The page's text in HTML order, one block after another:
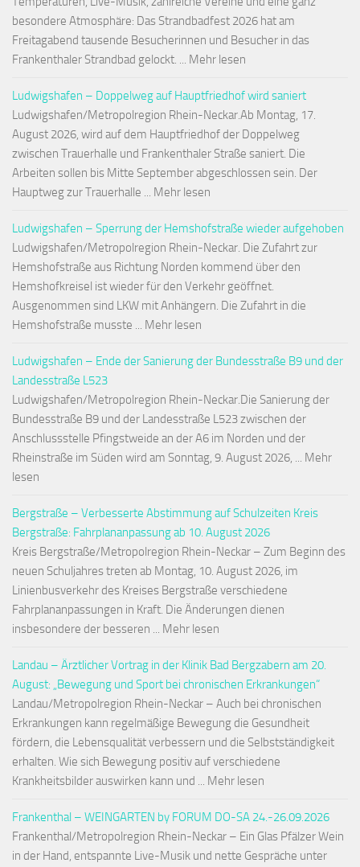
besondere Atmosphäre: Das Strandbadfest 2026 hat am
Freitagabend tausende Besucherinnen und Besucher in das
Frankenthaler Strandbad gelockt. ... Mehr lesen
Ludwigshafen – Doppelweg auf Hauptfriedhof wird saniert
Ludwigshafen/Metropolregion Rhein-Neckar.Ab Montag, 17.
August 2026, wird auf dem Hauptfriedhof der Doppelweg
zwischen Trauerhalle und Frankenthaler Straße saniert. Die
Arbeiten sollen bis Mitte September abgeschlossen sein. Der
Hauptweg zur Trauerhalle ... Mehr lesen
Ludwigshafen – Sperrung der Hemshofstraße wieder aufgehoben
Ludwigshafen/Metropolregion Rhein-Neckar. Die Zufahrt zur
Hemshofstraße aus Richtung Norden kommend über den
Hemshofkreisel ist wieder für den Verkehr geöffnet.
Ausgenommen sind LKW mit Anhängern. Die Zufahrt in die
Hemshofstraße musste ... Mehr lesen
Ludwigshafen – Ende der Sanierung der Bundesstraße B9 und der
Landesstraße L523
Ludwigshafen/Metropolregion Rhein-Neckar.Die Sanierung der
Bundesstraße B9 und der Landesstraße L523 zwischen der
Anschlussstelle Pfingstweide an der A6 im Norden und der
Rheinstraße im Süden wird am Sonntag, 9. August 2026, ... Mehr
lesen
Bergstraße – Verbesserte Abstimmung auf Schulzeiten Kreis
Bergstraße: Fahrplananpassung ab 10. August 2026
Kreis Bergstraße/Metropolregion Rhein-Neckar – Zum Beginn des
neuen Schuljahres treten ab Montag, 10. August 2026, im
Linienbusverkehr des Kreises Bergstraße verschiedene
Fahrplananpassungen in Kraft. Die Änderungen dienen
insbesondere der besseren ... Mehr lesen
Landau – Ärztlicher Vortrag in der Klinik Bad Bergzabern am 20.
August: „Bewegung und Sport bei chronischen Erkrankungen“
Landau/Metropolregion Rhein-Neckar – Auch bei chronischen
Erkrankungen kann regelmäßige Bewegung die Gesundheit
fördern, die Lebensqualität verbessern und die Selbstständigkeit
erhalten. Wie sich Bewegung positiv auf verschiedene
Krankheitsbilder auswirken kann und ... Mehr lesen
Frankenthal – WEINGARTEN by FORUM DO-SA 24.-26.09.2026
Frankenthal/Metropolregion Rhein-Neckar – Ein Glas Pfälzer Wein
in der Hand, entspannte Live-Musik und nette Gespräche unter